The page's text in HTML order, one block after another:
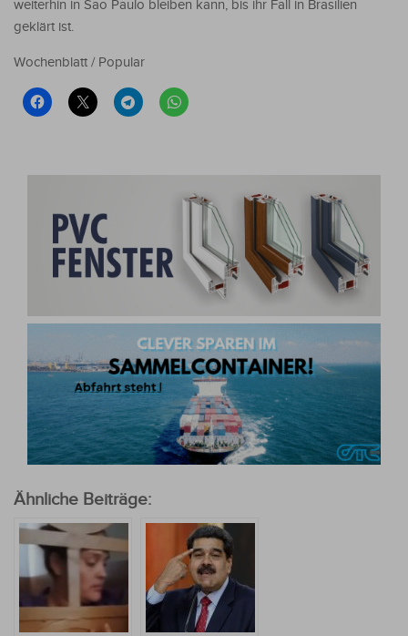
weiterhin in Sao Paulo bleiben kann, bis ihr Fall in Brasilien
geklärt ist.
Wochenblatt / Popular
Ähnliche Beiträge: